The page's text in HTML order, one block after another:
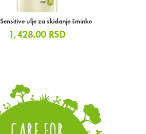
ulje za skidanje šminke
1,428.00 RSD